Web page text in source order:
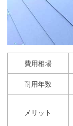
費用相場
耐用年数
メリット